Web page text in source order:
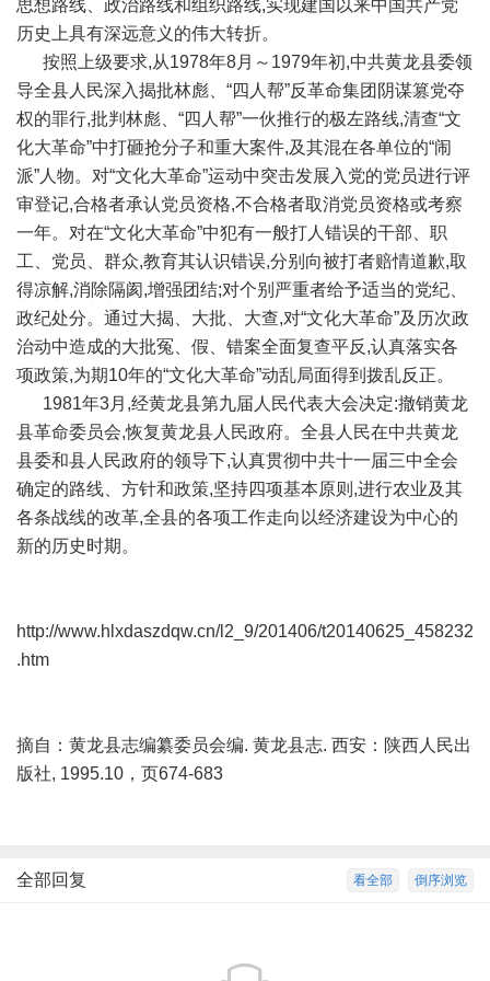
思想路线、政治路线和组织路线,实现建国以来中国共产党
历史上具有深远意义的伟大转折。
按照上级要求,从1978年8月～1979年初,中共黄龙县委领
导全县人民深入揭批林彪、“四人帮”反革命集团阴谋篡党夺
权的罪行,批判林彪、“四人帮”一伙推行的极左路线,清查“文
化大革命”中打砸抢分子和重大案件,及其混在各单位的“闹
派”人物。对“文化大革命”运动中突击发展入党的党员进行评
审登记,合格者承认党员资格,不合格者取消党员资格或考察
一年。对在“文化大革命”中犯有一般打人错误的干部、职
工、党员、群众,教育其认识错误,分别向被打者赔情道歉,取
得凉解,消除隔阂,增强团结;对个别严重者给予适当的党纪、
政纪处分。通过大揭、大批、大查,对“文化大革命”及历次政
治动中造成的大批冤、假、错案全面复查平反,认真落实各
项政策,为期10年的“文化大革命”动乱局面得到拨乱反正。
1981年3月,经黄龙县第九届人民代表大会决定:撤销黄龙
县革命委员会,恢复黄龙县人民政府。全县人民在中共黄龙
县委和县人民政府的领导下,认真贯彻中共十一届三中全会
确定的路线、方针和政策,坚持四项基本原则,进行农业及其
各条战线的改革,全县的各项工作走向以经济建设为中心的
新的历史时期。
http://www.hlxdaszdqw.cn/l2_9/201406/t20140625_458232
.htm
摘自：黄龙县志编纂委员会编. 黄龙县志. 西安：陕西人民出
版社, 1995.10，页674-683
倒序浏览
看全部
全部回复